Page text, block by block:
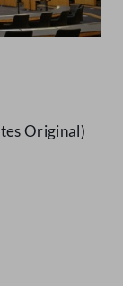
Original)